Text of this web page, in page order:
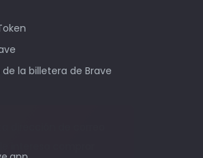
la billetera de Brave
interesa comprar